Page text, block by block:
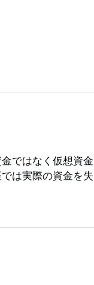
ではなく仮想資
は実際の資金を